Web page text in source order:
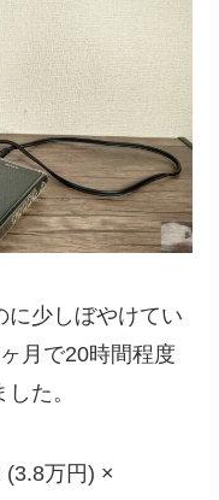
に少しぼやけてい
月で20時間程度
た。
(3.8万円) ×